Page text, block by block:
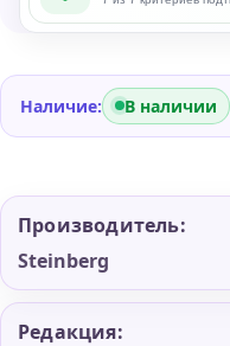
Наличие: В наличии
Производитель:
Steinberg
Редакция: